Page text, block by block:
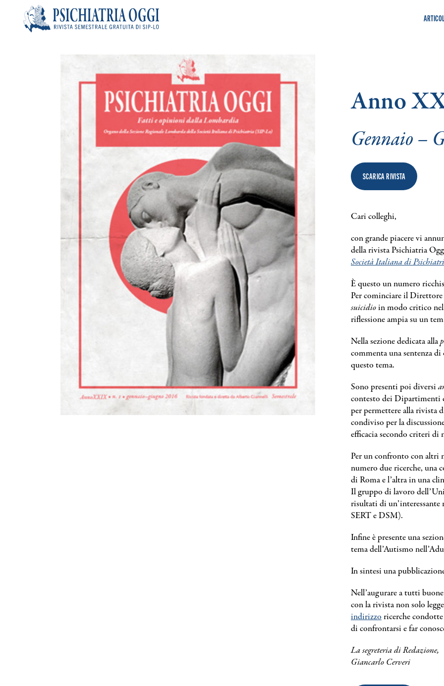
Contatti
Rivista semestrale gratuita creata da
Anno
Gennaio –
SCARICA RIVISTA
Cari colleghi,
con grande piacere vi
della rivista Psichiatria
Società Italiana di
È questo un numero
Per cominciare il
suicidioin modo critico
riflessione ampia su un
Nella sezione dedicata alla
commenta una sentenza
questo tema.
Sono presenti poi diversi
contesto dei Dipartimenti
per permettere alla rivista
condiviso per la
efficacia secondo criteri di
Per un confronto con altri
numero due ricerche,
di Roma e l’altra in una
Il gruppo di lavoro
risultati di
SERT e DSM).
Infine è presente una
tema dell’Autismo
In sintesi una
Nell’augurare a tutti
con la rivista non solo
indirizzoricerche
di confrontarsi e far
La segreteria di Redazione,
Giancarlo Cerveri